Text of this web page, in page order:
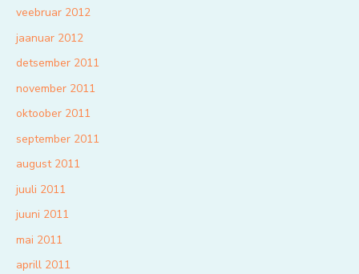
veebruar 2012
jaanuar 2012
detsember 2011
november 2011
oktoober 2011
september 2011
august 2011
juuli 2011
juuni 2011
mai 2011
aprill 2011